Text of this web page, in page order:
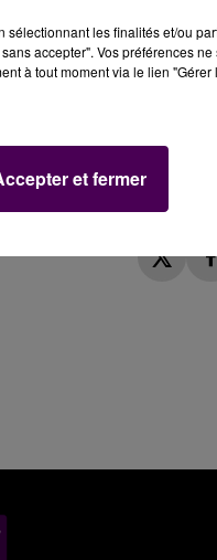
voiture et une
15 de la rue Jean-
de deux blessés :
du Smur.
sélectionnant les finalités et/ou
accepter". Vos préférences
à tout moment via le lien
et fermer